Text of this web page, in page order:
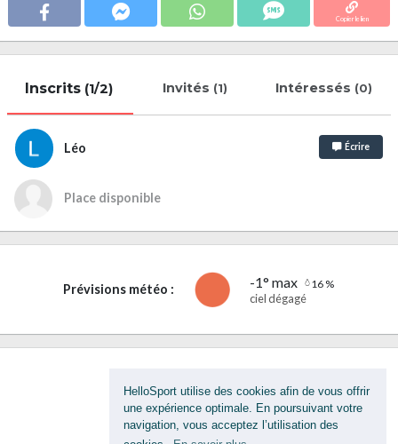
HelloSport utilise des cookies afin de vous offrir
une expérience optimale. En poursuivant votre
navigation, vous acceptez l’utilisation des
Copier le lien
Inscrits(1/2) Invités (1) Intéressés (0)
Léo Écrire
Place disponible
Prévisions météo : -1° max 16 %
ciel dégagé
Discussion privée
Signaler cette activité